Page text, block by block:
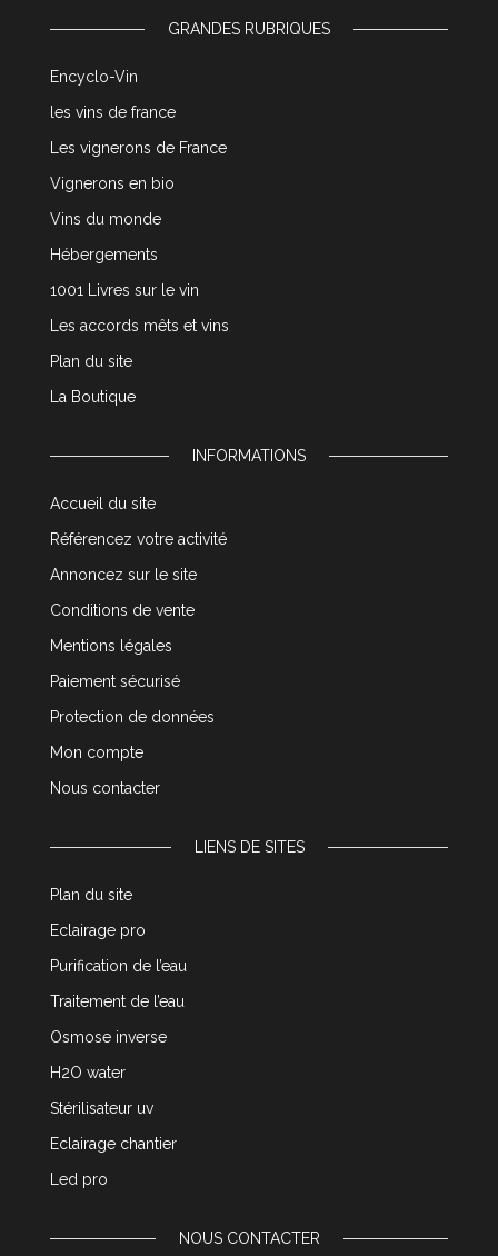
GRANDES RUBRIQUES
Encyclo-Vin
les vins de france
Les vignerons de France
Vignerons en bio
Vins du monde
Hébergements
1001 Livres sur le vin
Les accords mêts et vins
Plan du site
La Boutique
INFORMATIONS
Accueil du site
Référencez votre activité
Annoncez sur le site
Conditions de vente
Mentions légales
Paiement sécurisé
Protection de données
Mon compte
Nous contacter
LIENS DE SITES
Plan du site
Eclairage pro
Purification de l’eau
Traitement de l’eau
Osmose inverse
H2O water
Stérilisateur uv
Eclairage chantier
Led pro
NOUS CONTACTER